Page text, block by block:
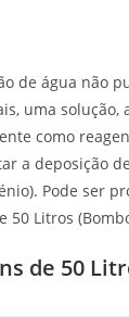
de água não
uma
como
a deposição
Pode ser
Litros
de 50